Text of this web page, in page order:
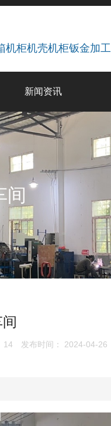
机柜机壳机柜钣金加工
新闻资讯
间
14 发布时间： 2024-04-26